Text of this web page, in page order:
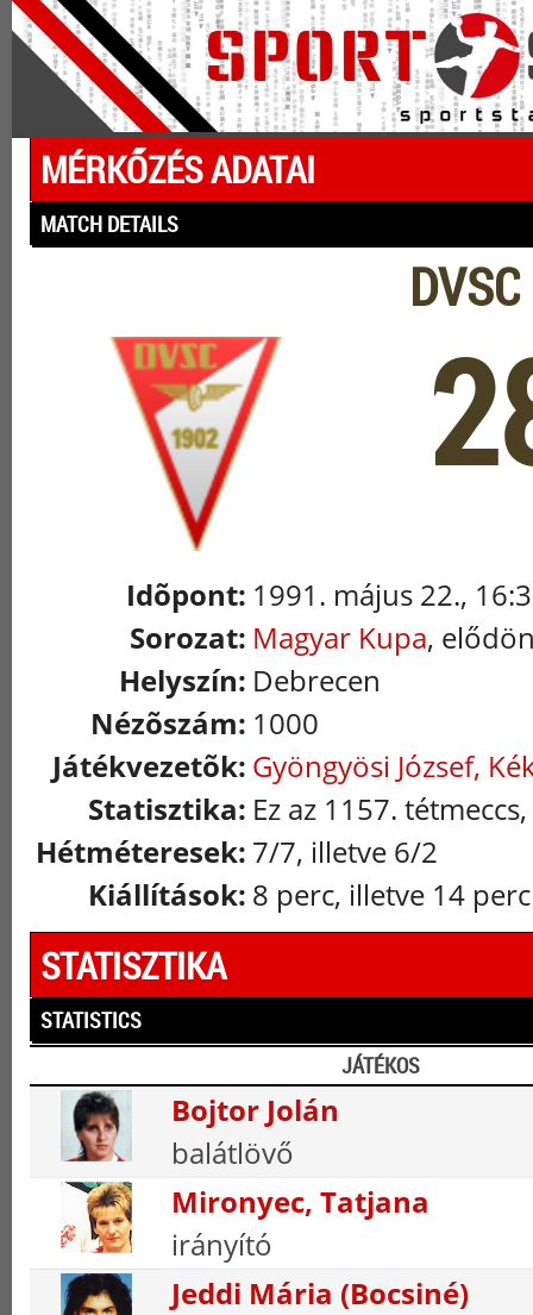
MÉRKŐZÉS ADATAI
MATCH DETAILS
Idõpont: 1991. május 22.,
Sorozat: Magyar Kupa,
Helyszín: Debrecen
Nézõszám: 1000
Játékvezetõk: Gyöngyösi József,
Statisztika: Ez az 1157.
Hétméteresek: 7/7, illetve 6/2
Kiállítások: 8 perc, illetve 14 perc
STATISZTIKA
STATISTICS
JÁTÉKOS
Bojtor Jolán
balátlövő
Mironyec, Tatjana
irányító
Jeddi Mária (Bocsiné)